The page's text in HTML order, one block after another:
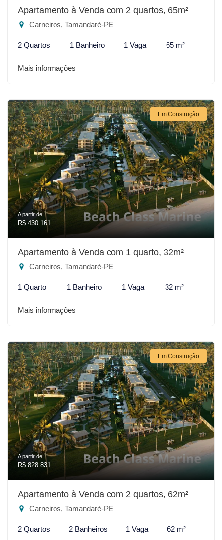
Apartamento à Venda com 2 quartos, 65m²
Carneiros, Tamandaré-PE
2 Quartos 1 Banheiro 1 Vaga 65 m²
Mais informações
Em Construção
A partir de:
R$ 430.161
Apartamento à Venda com 1 quarto, 32m²
Carneiros, Tamandaré-PE
1 Quarto 1 Banheiro 1 Vaga 32 m²
Mais informações
Em Construção
A partir de:
R$ 828.831
Apartamento à Venda com 2 quartos, 62m²
Carneiros, Tamandaré-PE
2 Quartos 2 Banheiros 1 Vaga 62 m²